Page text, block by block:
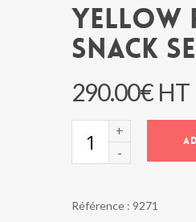
YELLOW
SNACK
290.00€ HT
POP
Référence : 9271